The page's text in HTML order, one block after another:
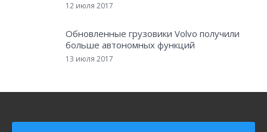
12 июля 2017
Обновленные грузовики Volvo получили
больше автономных функций
13 июля 2017